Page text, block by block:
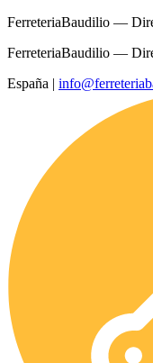
FerreteriaBaudilio —
FerreteriaBaudilio —
España |